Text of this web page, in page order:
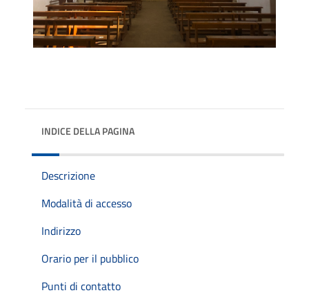
INDICE DELLA PAGINA
Descrizione
Modalità di accesso
Indirizzo
Orario per il pubblico
Punti di contatto